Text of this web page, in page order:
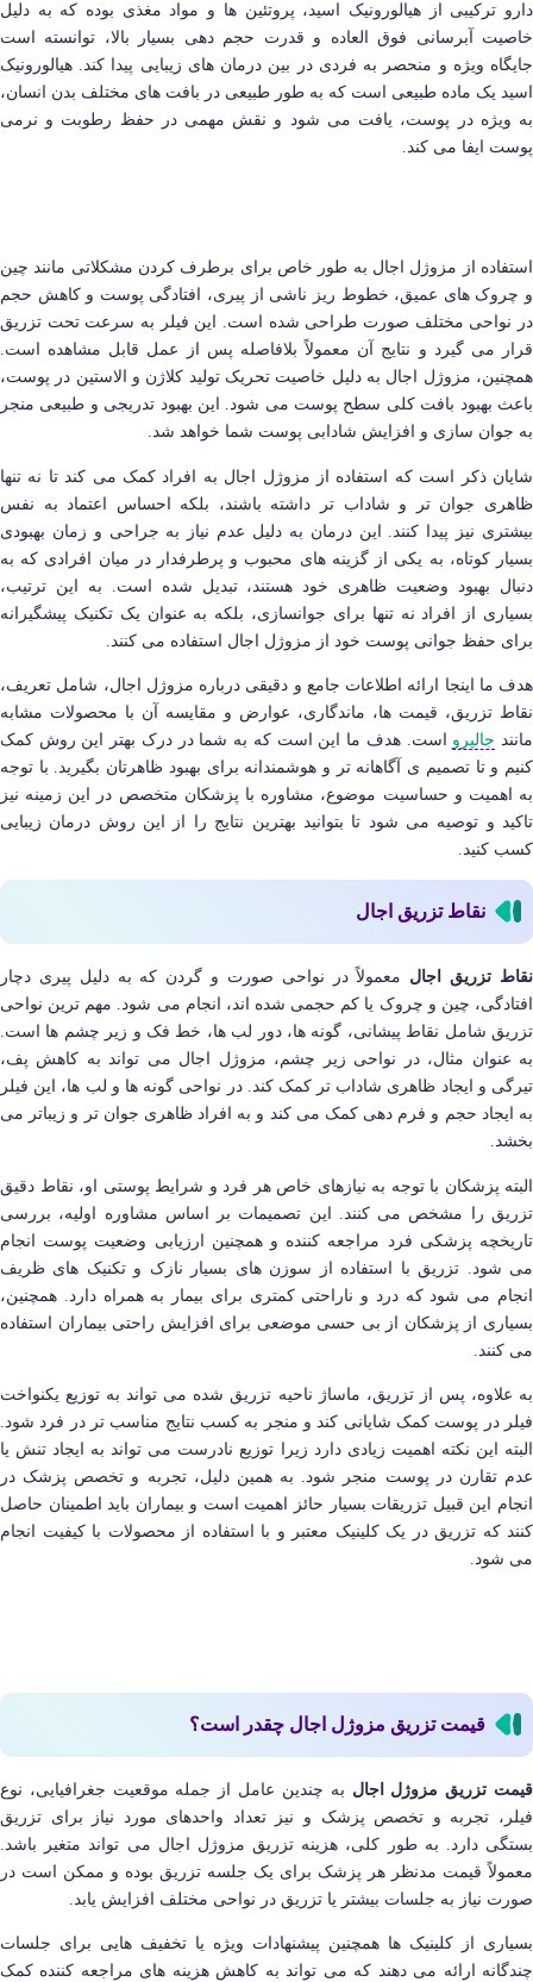
دارو ترکیبی از هیالورونیک اسید، پروتئین ها و مواد مغذی بوده که به دلیل
خاصیت آبرسانی فوق العاده و قدرت حجم دهی بسیار بالا، توانسته است
جایگاه ویژه و منحصر به فردی در بین درمان های زیبایی پیدا کند. هیالورونیک
اسید یک ماده طبیعی است که به طور طبیعی در بافت های مختلف بدن انسان،
به ویژه در پوست، یافت می شود و نقش مهمی در حفظ رطوبت و نرمی
پوست ایفا می کند.
استفاده از مزوژل اجال به طور خاص برای برطرف کردن مشکلاتی مانند چین
و چروک های عمیق، خطوط ریز ناشی از پیری، افتادگی پوست و کاهش حجم
در نواحی مختلف صورت طراحی شده است. این فیلر به سرعت تحت تزریق
قرار می گیرد و نتایج آن معمولاً بلافاصله پس از عمل قابل مشاهده است.
همچنین، مزوژل اجال به دلیل خاصیت تحریک تولید کلاژن و الاستین در پوست،
باعث بهبود بافت کلی سطح پوست می شود. این بهبود تدریجی و طبیعی منجر
به جوان سازی و افزایش شادابی پوست شما خواهد شد.
شایان ذکر است که استفاده از مزوژل اجال به افراد کمک می کند تا نه تنها
ظاهری جوان تر و شاداب تر داشته باشند، بلکه احساس اعتماد به نفس
بیشتری نیز پیدا کنند. این درمان به دلیل عدم نیاز به جراحی و زمان بهبودی
بسیار کوتاه، به یکی از گزینه های محبوب و پرطرفدار در میان افرادی که به
دنبال بهبود وضعیت ظاهری خود هستند، تبدیل شده است. به این ترتیب،
بسیاری از افراد نه تنها برای جوانسازی، بلکه به عنوان یک تکنیک پیشگیرانه
برای حفظ جوانی پوست خود از مزوژل اجال استفاده می کنند.
هدف ما اینجا ارائه اطلاعات جامع و دقیقی درباره مزوژل اجال، شامل تعریف،
نقاط تزریق، قیمت ها، ماندگاری، عوارض و مقایسه آن با محصولات مشابه
مانند جالپرو است. هدف ما این است که به شما در درک بهتر این روش کمک
کنیم و تا تصمیم ی آگاهانه تر و هوشمندانه برای بهبود ظاهرتان بگیرید. با توجه
به اهمیت و حساسیت موضوع، مشاوره با پزشکان متخصص در این زمینه نیز
تاکید و توصیه می شود تا بتوانید بهترین نتایج را از این روش درمان زیبایی
کسب کنید.
نقاط تزریق اجال
نقاط تزریق اجال معمولاً در نواحی صورت و گردن که به دلیل پیری دچار
افتادگی، چین و چروک یا کم حجمی شده اند، انجام می شود. مهم ترین نواحی
تزریق شامل نقاط پیشانی، گونه ها، دور لب ها، خط فک و زیر چشم ها است.
به عنوان مثال، در نواحی زیر چشم، مزوژل اجال می تواند به کاهش پف،
تیرگی و ایجاد ظاهری شاداب تر کمک کند. در نواحی گونه ها و لب ها، این فیلر
به ایجاد حجم و فرم دهی کمک می کند و به افراد ظاهری جوان تر و زیباتر می
بخشد.
البته پزشکان با توجه به نیازهای خاص هر فرد و شرایط پوستی او، نقاط دقیق
تزریق را مشخص می کنند. این تصمیمات بر اساس مشاوره اولیه، بررسی
تاریخچه پزشکی فرد مراجعه کننده و همچنین ارزیابی وضعیت پوست انجام
می شود. تزریق با استفاده از سوزن های بسیار نازک و تکنیک های ظریف
انجام می شود که درد و ناراحتی کمتری برای بیمار به همراه دارد. همچنین،
بسیاری از پزشکان از بی حسی موضعی برای افزایش راحتی بیماران استفاده
می کنند.
به علاوه، پس از تزریق، ماساژ ناحیه تزریق شده می تواند به توزیع یکنواخت
فیلر در پوست کمک شایانی کند و منجر به کسب نتایج مناسب تر در فرد شود.
البته این نکته اهمیت زیادی دارد زیرا توزیع نادرست می تواند به ایجاد تنش یا
عدم تقارن در پوست منجر شود. به همین دلیل، تجربه و تخصص پزشک در
انجام این قبیل تزریقات بسیار حائز اهمیت است و بیماران باید اطمینان حاصل
کنند که تزریق در یک کلینیک معتبر و با استفاده از محصولات با کیفیت انجام
می شود.
قیمت تزریق مزوژل اجال چقدر است؟
قیمت تزریق مزوژل اجال به چندین عامل از جمله موقعیت جغرافیایی، نوع
فیلر، تجربه و تخصص پزشک و نیز تعداد واحدهای مورد نیاز برای تزریق
بستگی دارد. به طور کلی، هزینه تزریق مزوژل اجال می تواند متغیر باشد.
معمولاً قیمت مدنظر هر پزشک برای یک جلسه تزریق بوده و ممکن است در
صورت نیاز به جلسات بیشتر یا تزریق در نواحی مختلف افزایش یابد.
بسیاری از کلینیک ها همچنین پیشنهادات ویژه یا تخفیف هایی برای جلسات
چندگانه ارائه می دهند که می تواند به کاهش هزینه های مراجعه کننده کمک